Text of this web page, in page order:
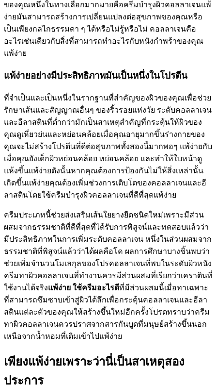
ของคุณหนึ่งในทางเลือกมากมายคือครีมบำรุงผิวคอลลาเจนแพ้
ง่ายมันสามารถสร้างการเปลี่ยนแปลงต่อสุขภาพของคุณหรือ
เป็นเพียงกลไกธรรมดา ๆ ได้หรือไม่รู้หรือไม่ คอลลาเจนคือ
อะไรเช่นเดียวกับสิ่งที่สามารถทำอะไรกับหนังกำพร้าของคุณ
แพ้ง่าย
แพ้ง่ายอย่างมีประสิทธิภาพมันเป็นหนึ่งในโปรตีน
ที่จำเป็นและเป็นหนึ่งในรากฐานที่สำคัญของผิวของคุณเพื่อช่วย
รักษาเส้นและสัญญาณอื่นๆ ของริ้วรอยแห่งวัย ระดับคอลลาเจน
และอีลาสตินที่ต่ำกว่ามักเป็นสาเหตุสำคัญที่กระตุ้นให้ผิวของ
คุณดูเหี่ยวย่นและหย่อนคล้อยเมื่อคุณอายุมากขึ้นร่างกายของ
คุณจะไม่สร้างโปรตีนที่ดีต่อสุขภาพทั้งสองนี้มากพอๆ แพ้ง่ายกับ
เมื่อคุณยังเด็กผิวหย่อนคล้อย หย่อนคล้อย และทำให้ใบหน้าดู
แห้งขึ้นแพ้ง่ายดังนั้นหากคุณต้องการป้องกันไม่ให้สิ่งเหล่านั้น
เกิดขึ้นแพ้ง่ายคุณต้องเพิ่มช่วงการเติบโตของคอลลาเจนและอี
ลาสตินโดยใช้ครีมบำรุงผิวคอลลาเจนที่ดีที่สุดแพ้ง่าย
ครีมประเภทนี้ช่วยส่งเสริมเส้นใยยางยืดชนิดใหม่เพราะมีส่วน
ผสมจากธรรมชาติที่ดีที่สุดที่ได้รับการพิสูจน์และทดสอบแล้วว่า
มีประสิทธิภาพในการเพิ่มระดับคอลลาเจน หนึ่งในส่วนผสมจาก
ธรรมชาติที่พิสูจน์แล้วว่าได้ผลคือโค ผลการศึกษาบางชิ้นพบว่า
ช่วยเพิ่มจำนวนโมเลกุลของโปรคอลลาเจนที่พบในระดับผิวหนัง
ครีมทาผิวคอลลาเจนที่ทำงานควรมีส่วนผสมที่เรียกว่าเคราตินที่
ใช้งานได้จริงแพ้ง่าย ใช้ครีมอะไรดีที่มีส่วนผสมนี้เมื่อทาเฉพาะ
ที่สามารถซึมซาบเข้าสู่ผิวได้ลึกเพื่อกระตุ้นคอลลาเจนและอีลา
สตินแต่ละตัวของคุณให้สร้างขึ้นใหม่อีกครั้งโปรดทราบว่าครีม
ทาผิวคอลลาเจนควรปราศจากสารกันบูดที่มนุษย์สร้างขึ้นนอก
เหนือจากน้ำหอมที่เติมเข้าไปแพ้ง่าย
เพียงแพ้ง่ายเพราะว่านี่เป็นสาเหตุสอง
ประการ